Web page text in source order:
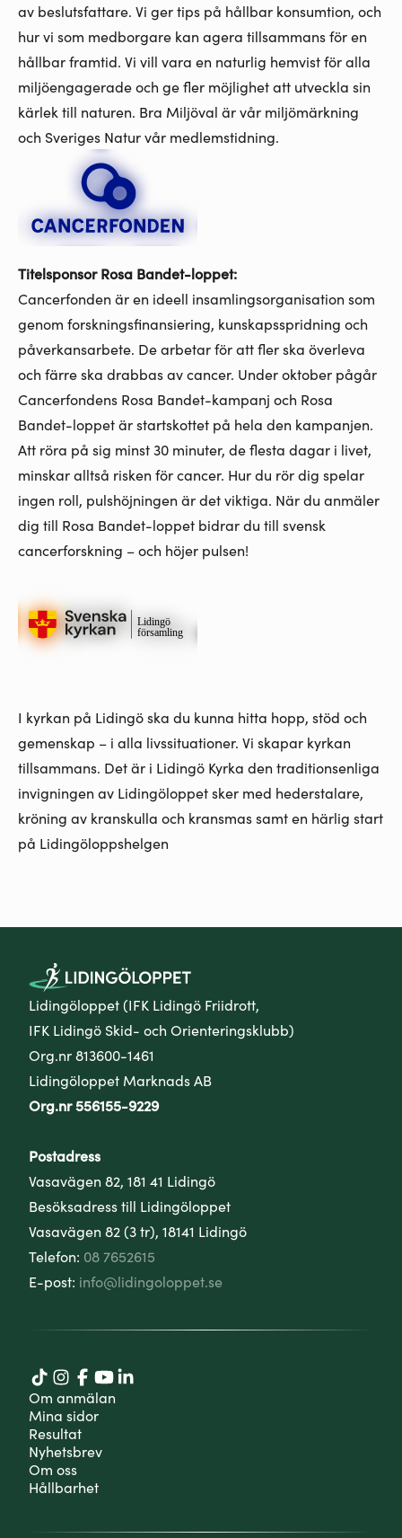
av beslutsfattare. Vi ger tips på hållbar konsumtion, och
hur vi som medborgare kan agera tillsammans för en
hållbar framtid. Vi vill vara en naturlig hemvist för alla
miljöengagerade och ge fler möjlighet att utveckla sin
kärlek till naturen. Bra Miljöval är vår miljömärkning
och Sveriges Natur vår medlemstidning.
Titelsponsor Rosa Bandet-loppet:
Cancerfonden är en ideell insamlingsorganisation som
genom forskningsfinansiering, kunskapsspridning och
påverkansarbete. De arbetar för att fler ska överleva
och färre ska drabbas av cancer. Under oktober pågår
Cancerfondens Rosa Bandet-kampanj och Rosa
Bandet-loppet är startskottet på hela den kampanjen.
Att röra på sig minst 30 minuter, de flesta dagar i livet,
minskar alltså risken för cancer. Hur du rör dig spelar
ingen roll, pulshöjningen är det viktiga. När du anmäler
dig till Rosa Bandet-loppet bidrar du till svensk
cancerforskning – och höjer pulsen!
I kyrkan på Lidingö ska du kunna hitta hopp, stöd och
gemenskap – i alla livssituationer. Vi skapar kyrkan
tillsammans. Det är i Lidingö Kyrka den traditionsenliga
invigningen av Lidingöloppet sker med hederstalare,
kröning av kranskulla och kransmas samt en härlig start
på Lidingöloppshelgen
Lidingöloppet (IFK Lidingö Friidrott,
IFK Lidingö Skid- och Orienteringsklubb)
Org.nr 813600-1461
Lidingöloppet Marknads AB
Org.nr 556155-9229
Postadress
Vasavägen 82, 181 41 Lidingö
Besöksadress till Lidingöloppet
Vasavägen 82 (3 tr), 18141 Lidingö
Telefon: 08 7652615
E-post: info@lidingoloppet.se
Om anmälan
Mina sidor
Resultat
Nyhetsbrev
Om oss
Hållbarhet